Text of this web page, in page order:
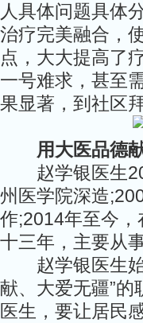
人具体问题具体
治疗完美融合，
点，大大提高了
一号难求，甚至
果显著，到社区
用大医品德
赵学银医生
州医学院深造
作;2014年至今
十三年，主要从
赵学银医生始
献、大爱无疆”
医生，要让居民